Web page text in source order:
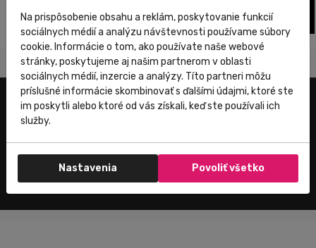
Užitočné odkazy
E-shop
Trenujeme
Na prispôsobenie obsahu a reklám, poskytovanie funkcií
sociálnych médií a analýzu návštevnosti používame súbory
cookie. Informácie o tom, ako používate naše webové
stránky, poskytujeme aj našim partnerom v oblasti
sociálnych médií, inzercie a analýzy. Títo partneri môžu
príslušné informácie skombinovať s ďalšími údajmi, ktoré ste
im poskytli alebo ktoré od vás získali, keď ste používali ich
služby.
Nastavenia Povoliť všetko